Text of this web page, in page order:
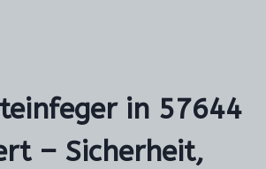
in 57644
– Sicherheit,